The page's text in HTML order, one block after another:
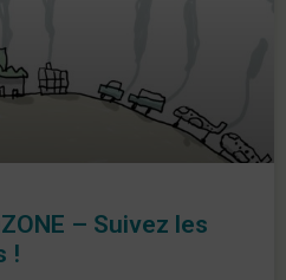
– Suivez les
!